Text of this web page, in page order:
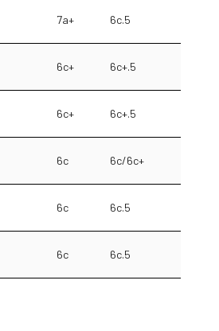
7a+ 6c.5
6c+ 6c+.5
6c+ 6c+.5
6c 6c/6c+
6c 6c.5
6c 6c.5